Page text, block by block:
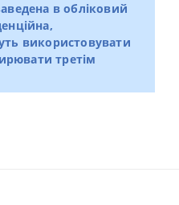
в обліковий
використовувати
третім